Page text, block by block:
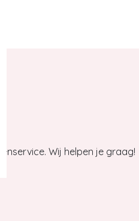
Wij helpen je graag!